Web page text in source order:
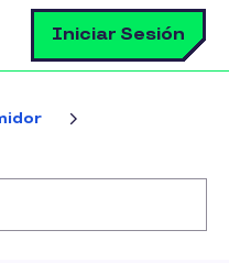
Iniciar Sesión